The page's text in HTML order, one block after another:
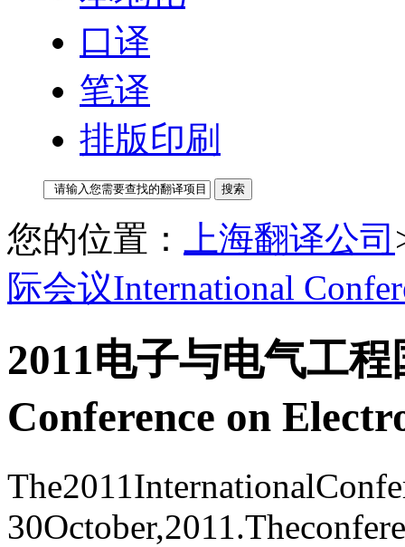
口译
笔译
排版印刷
您的位置： 上海翻译公司
际会议International
2011电子与电气工
Conference on